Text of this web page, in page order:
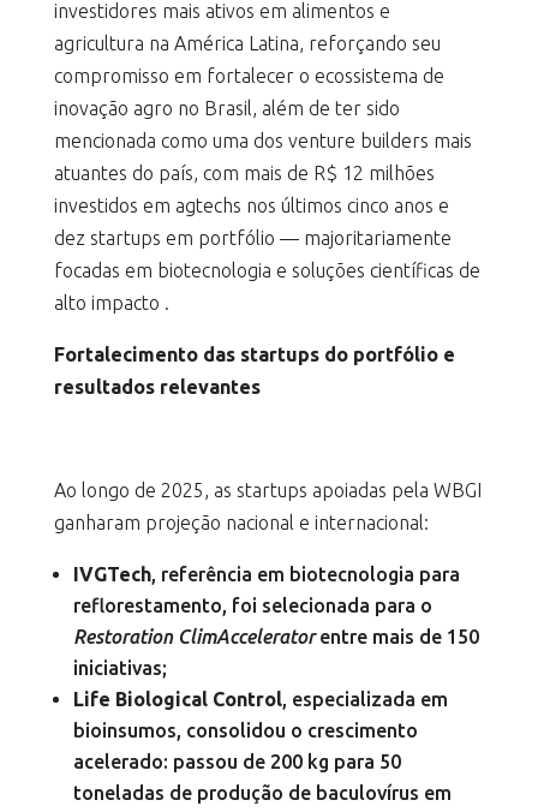
investidores mais ativos em alimentos e
agricultura na América Latina, reforçando seu
compromisso em fortalecer o ecossistema de
inovação agro no Brasil, além de ter sido
mencionada como uma dos venture builders mais
atuantes do país, com mais de R$ 12 milhões
investidos em agtechs nos últimos cinco anos e
dez startups em portfólio — majoritariamente
focadas em biotecnologia e soluções científicas de
alto impacto .
Fortalecimento das startups do portfólio e
resultados relevantes
Ao longo de 2025, as startups apoiadas pela WBGI
ganharam projeção nacional e internacional:
IVGTech, referência em biotecnologia para
reflorestamento, foi selecionada para o
Restoration ClimAcceleratorentre mais de 150
iniciativas;
Life Biological Control, especializada em
bioinsumos, consolidou o crescimento
acelerado: passou de 200 kg para 50
toneladas de produção de baculovírus em